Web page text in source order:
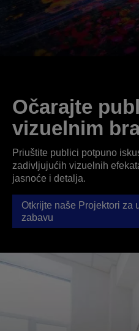
Očarajte
vizuelnim
Priuštite publici potpuno
zadivljujućih vizuelnih
jasnoće i detalja.
Otkrijte naše Projektori za
zabavu